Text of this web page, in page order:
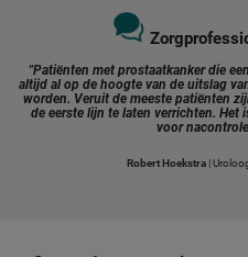
"Patiënten met prostaatkanker die
altijd al op de hoogte van de uitslag
worden. Veruit de meeste patiënten
de eerste lijn te laten verrichten. Het
voor
Robert Hoekstra |